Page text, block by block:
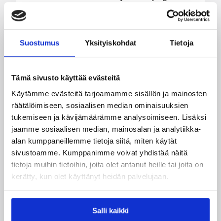
Suostumus Yksityiskohdat Tietoja
Tämä sivusto käyttää evästeitä
Käytämme evästeitä tarjoamamme sisällön ja mainosten
räätälöimiseen, sosiaalisen median ominaisuuksien
tukemiseen ja kävijämäärämme analysoimiseen. Lisäksi
jaamme sosiaalisen median, mainosalan ja analytiikka-
alan kumppaneillemme tietoja siitä, miten käytät
sivustoamme. Kumppanimme voivat yhdistää näitä
tietoja muihin tietoihin, joita olet antanut heille tai joita on
kerätty, kun olet käyttänyt heidän palvelujaan.
Salli kaikki
puolestaan enää jäljellä kourallinen vierekkäisiä
paikkoja.
Yleiset06.08.2026 09:31
3×3-koripallon Suomen